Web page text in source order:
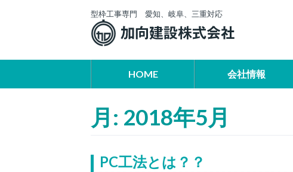
型枠工事専門 愛知、岐阜、三重対応
HOME 会社情報
月: 2018年5月
PC工法とは？？